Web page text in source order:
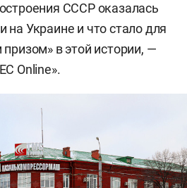
СССР оказалась
на Украине и что стало для
в этой истории, —
Online».